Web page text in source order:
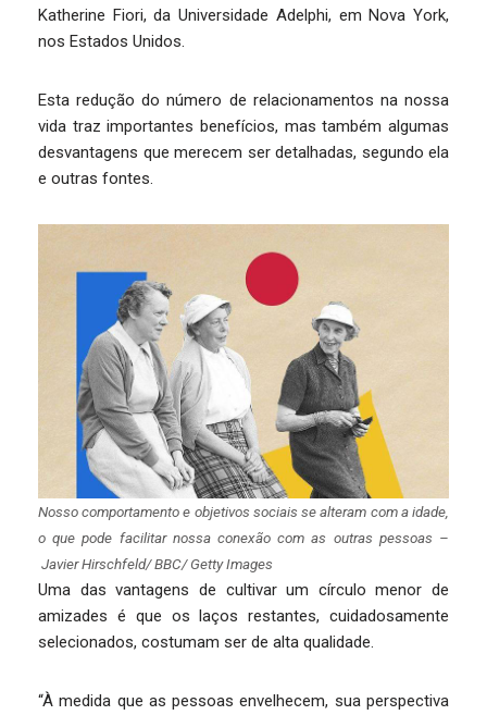
Katherine Fiori, da Universidade Adelphi, em Nova York,
nos Estados Unidos.
Esta redução do número de relacionamentos na nossa
vida traz importantes benefícios, mas também algumas
desvantagens que merecem ser detalhadas, segundo ela
e outras fontes.
Nosso comportamento e objetivos sociais se alteram com a idade,
o que pode facilitar nossa conexão com as outras pessoas –
Javier Hirschfeld/ BBC/ Getty Images
Uma das vantagens de cultivar um círculo menor de
amizades é que os laços restantes, cuidadosamente
selecionados, costumam ser de alta qualidade.
“À medida que as pessoas envelhecem, sua perspectiva